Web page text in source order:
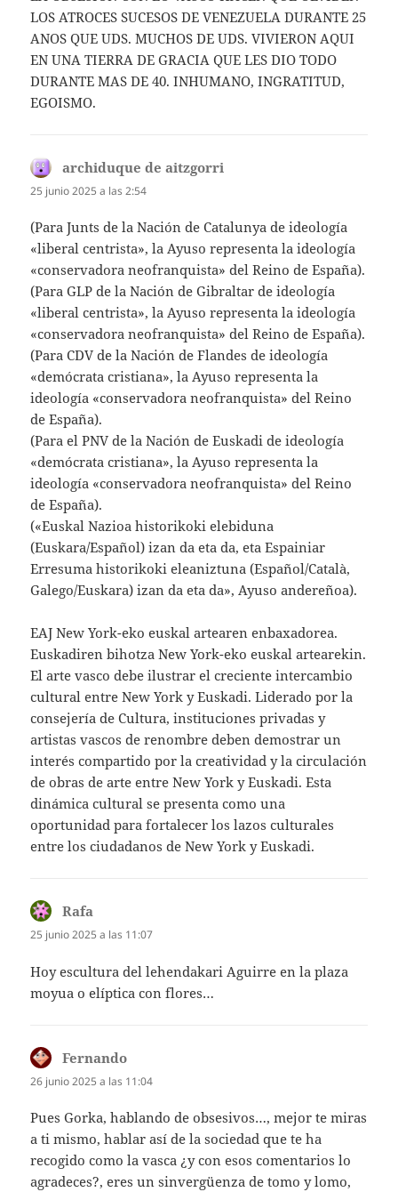
LOS ATROCES SUCESOS DE VENEZUELA DURANTE 25
ANOS QUE UDS. MUCHOS DE UDS. VIVIERON AQUI
EN UNA TIERRA DE GRACIA QUE LES DIO TODO
DURANTE MAS DE 40. INHUMANO, INGRATITUD,
EGOISMO.
archiduque de aitzgorri
25 junio 2025 a las 2:54
(Para Junts de la Nación de Catalunya de ideología
«liberal centrista», la Ayuso representa la ideología
«conservadora neofranquista» del Reino de España).
(Para GLP de la Nación de Gibraltar de ideología
«liberal centrista», la Ayuso representa la ideología
«conservadora neofranquista» del Reino de España).
(Para CDV de la Nación de Flandes de ideología
«demócrata cristiana», la Ayuso representa la
ideología «conservadora neofranquista» del Reino
de España).
(Para el PNV de la Nación de Euskadi de ideología
«demócrata cristiana», la Ayuso representa la
ideología «conservadora neofranquista» del Reino
de España).
(«Euskal Nazioa historikoki elebiduna
(Euskara/Español) izan da eta da, eta Espainiar
Erresuma historikoki eleaniztuna (Español/Català,
Galego/Euskara) izan da eta da», Ayuso andereñoa).
EAJ New York-eko euskal artearen enbaxadorea.
Euskadiren bihotza New York-eko euskal artearekin.
El arte vasco debe ilustrar el creciente intercambio
cultural entre New York y Euskadi. Liderado por la
consejería de Cultura, instituciones privadas y
artistas vascos de renombre deben demostrar un
interés compartido por la creatividad y la circulación
de obras de arte entre New York y Euskadi. Esta
dinámica cultural se presenta como una
oportunidad para fortalecer los lazos culturales
entre los ciudadanos de New York y Euskadi.
Rafa
25 junio 2025 a las 11:07
Hoy escultura del lehendakari Aguirre en la plaza
moyua o elíptica con flores…
Fernando
26 junio 2025 a las 11:04
Pues Gorka, hablando de obsesivos…, mejor te miras
a ti mismo, hablar así de la sociedad que te ha
recogido como la vasca ¿y con esos comentarios lo
agradeces?, eres un sinvergüenza de tomo y lomo,